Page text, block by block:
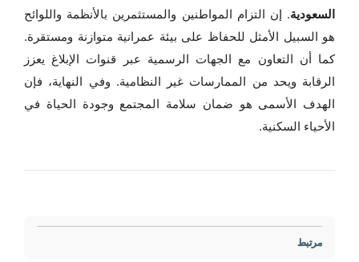
السعودية. إن التزام المواطنين والمستثمرين بالأنظمة واللوائح
هو السبيل الأمثل للحفاظ على بيئة عمرانية متوازنة ومستقرة.
كما أن التعاون مع الجهات الرسمية عبر قنوات الإبلاغ يعزز
الرقابة ويحد من الممارسات غير النظامية. وفي النهاية، فإن
الهدف الأسمى هو ضمان سلامة المجتمع وجودة الحياة في
الأحياء السكنية.
مرتبط